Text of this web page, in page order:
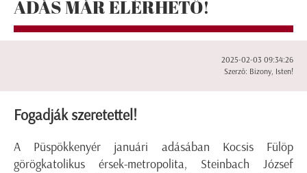
ADÁS MÁR ELÉRHETŐ!
2025-02-03 09:34:26
Szerző: Bizony, Isten!
Fogadják szeretettel!
A Püspökkenyér januári adásában Kocsis Fülöp
görögkatolikus érsek-metropolita, Steinbach József